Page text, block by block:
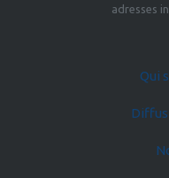
adresses
Qui